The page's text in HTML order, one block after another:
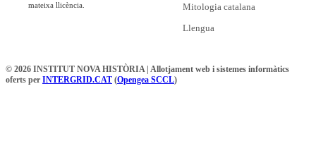
mateixa llicència.
Mitologia catalana
Llengua
© 2026 INSTITUT NOVA HISTÒRIA | Allotjament web i sistemes informàtics
oferts per INTERGRID.CAT (Opengea SCCL)